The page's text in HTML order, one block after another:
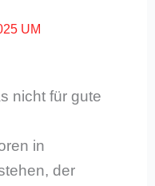
UM
nicht für gute
in
der